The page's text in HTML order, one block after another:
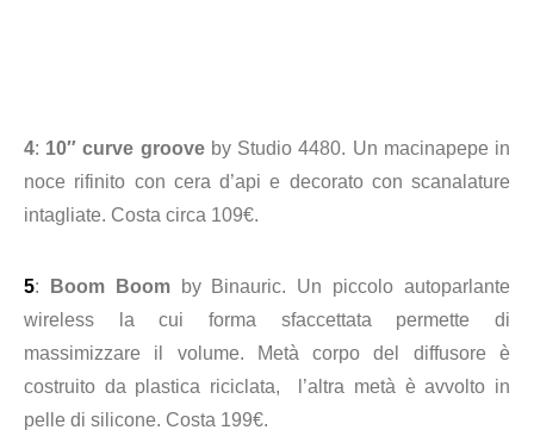
4: 10″ curve grooveby Studio 4480. Un macinapepe in
noce rifinito con cera d’api e decorato con scanalature
intagliate. Costa circa 109€.
5: Boom Boomby Binauric. Un piccolo autoparlante
wireless la cui forma sfaccettata permette di
massimizzare il volume. Metàcorpo del diffusore è
costruito da plastica riciclata, l’altra metà è avvolto in
pelle di silicone. Costa 199€.